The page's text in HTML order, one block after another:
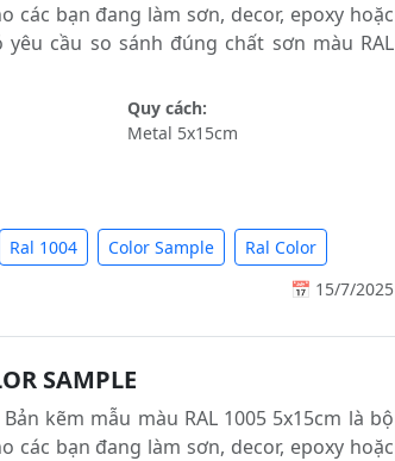
các bạn đang làm sơn, decor, epoxy hoặc
yêu cầu so sánh đúng chất sơn màu RAL
Quy cách:
Metal 5x15cm
Ral 1004 Color Sample
Ral Color
📅 15/7/2025
SAMPLE
Bản kẽm mẫu màu RAL 1005 5x15cm là bộ
các bạn đang làm sơn, decor, epoxy hoặc